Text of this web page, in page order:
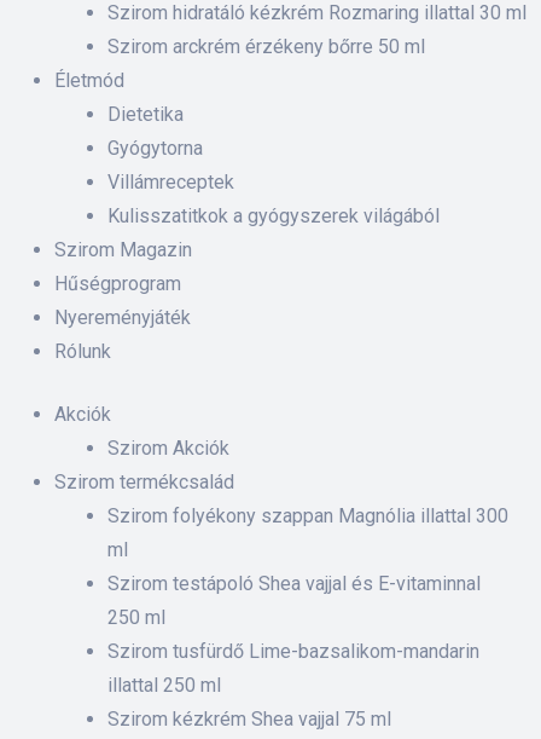
Szirom hidratáló kézkrém Rozmaring illattal 30 ml
Szirom arckrém érzékeny bőrre 50 ml
Életmód
Dietetika
Gyógytorna
Villámreceptek
Kulisszatitkok a gyógyszerek világából
Szirom Magazin
Hűségprogram
Nyereményjáték
Rólunk
Akciók
Szirom Akciók
Szirom termékcsalád
Szirom folyékony szappan Magnólia illattal 300
ml
Szirom testápoló Shea vajjal és E-vitaminnal
250 ml
Szirom tusfürdő Lime-bazsalikom-mandarin
illattal 250 ml
Szirom kézkrém Shea vajjal 75 ml